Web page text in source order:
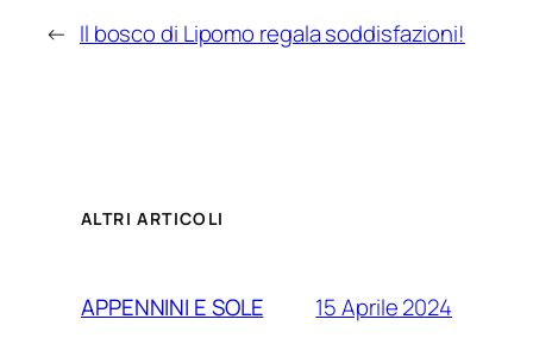
← Il bosco di Lipomo regala soddisfazioni!
ALTRI ARTICOLI
APPENNINI E SOLE 15 Aprile 2024